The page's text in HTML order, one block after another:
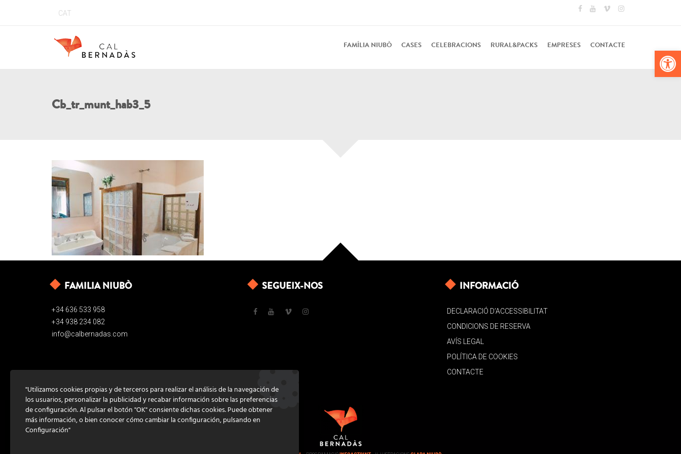
CAT
FAMÍLIA NIUBÒ CASES CELEBRACIONS RURAL&PACKS EMPRESES CONTACTE
Cb_tr_munt_hab3_5
FAMILIA NIUBÒ
+34 636 533 958
+34 938 234 082
info@calbernadas.com
SEGUEIX-NOS INFORMACIÓ
DECLARACIÓ D’ACCESSIBILITAT
CONDICIONS DE RESERVA
AVÍS LEGAL
POLÍTICA DE COOKIES
CONTACTE
"Utilizamos cookies propias y de terceros para realizar el análisis de la navegación de
los usuarios, personalizar la publicidad y recabar información sobre las preferencias
de configuración. Al pulsar el botón "OK" consiente dichas cookies. Puede obtener
más información, o bien conocer cómo cambiar la configuración, pulsando en
Configuración"